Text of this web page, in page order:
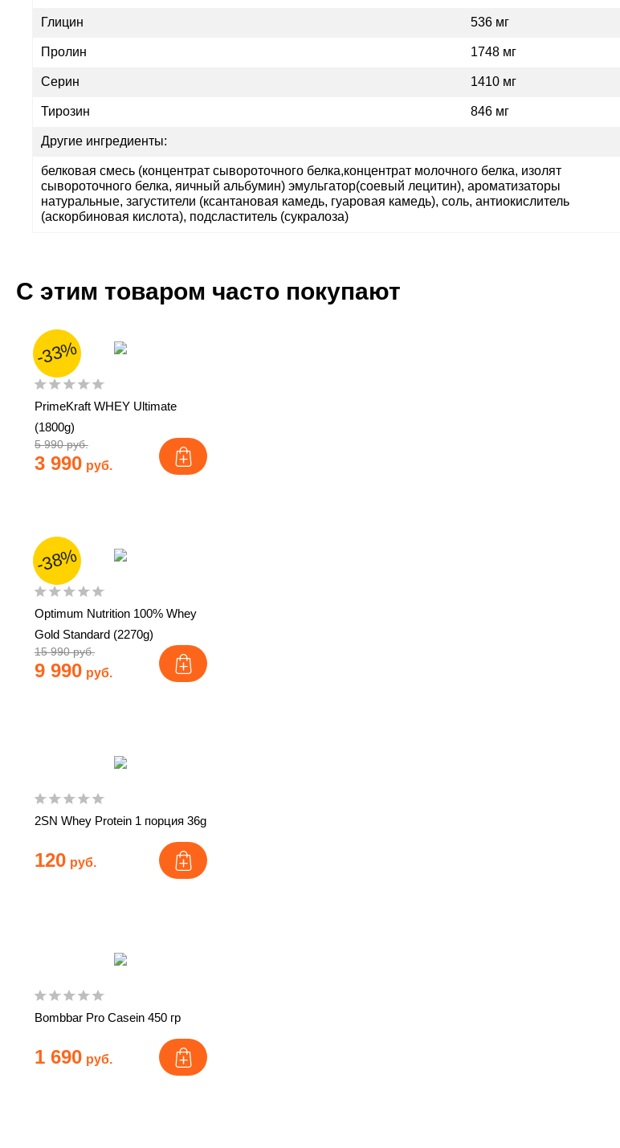
Глицин 536 мг
Пролин 1748 мг
Серин 1410 мг
Тирозин 846 мг
Другие ингредиенты:
белковая смесь (концентрат сывороточного белка,концентрат молочного белка, изолят
сывороточного белка, яичный альбумин) эмульгатор(соевый лецитин), ароматизаторы
натуральные, загустители (ксантановая камедь, гуаровая камедь), соль, антиокислитель
(аскорбиновая кислота), подсластитель (сукралоза)
С этим товаром часто покупают
PrimeKraft WHEY Ultimate
(1800g)
5 990 руб.
3 990 руб.
-33%
Optimum Nutrition 100% Whey
Gold Standard (2270g)
15 990 руб.
9 990 руб.
-38%
2SN Whey Protein 1 порция 36g
120 руб.
Bombbar Pro Casein 450 гр
1 690 руб.